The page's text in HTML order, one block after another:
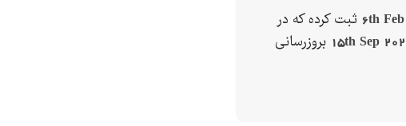
6th ثبت کرده که در
15th Sep بروزرسانی